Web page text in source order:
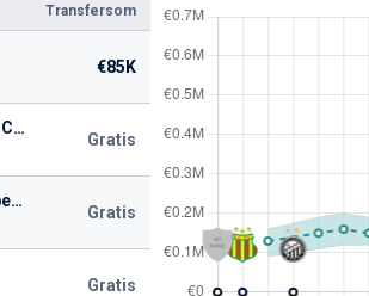
Transfersom
€85K
Operário Ferroviário Esporte Clube (PR)
Gratis
Sampaio Corrêa Futebol Clube (MA)
Gratis
Gratis